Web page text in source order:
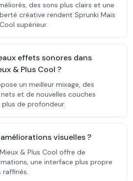
des sons plus clairs et une
créative rendent Sprunki Mais
supérieur.
effets sonores dans
& Plus Cool ?
un meilleur mixage, des
et de nouvelles couches
de profondeur.
visuelles ?
& Plus Cool offre de
une interface plus propre
raffinés.